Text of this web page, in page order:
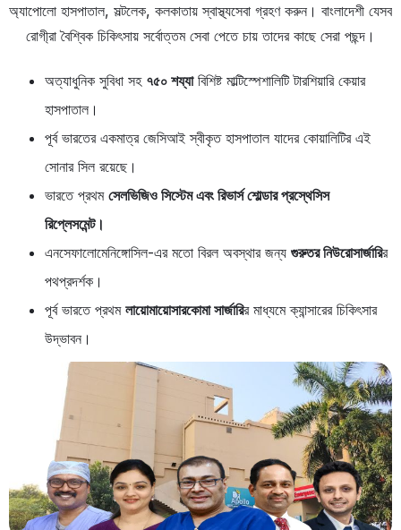
অ্যাপোলো হাসপাতাল, সল্টলেক, কলকাতায় স্বাস্থ্যসেবা গ্রহণ করুন। বাংলাদেশী যেসব
রোগী্রা বৈশ্বিক চিকিৎসায় সর্বোত্তম সেবা পেতে চায় তাদের কাছে সেরা পছন্দ।
অত্যাধুনিক সুবিধা সহ ৭৫০ শয্যাবিশিষ্ট মাল্টিস্পেশালিটি টারশিয়ারি কেয়ার
হাসপাতাল।
পূর্ব ভারতের একমাত্র জেসিআই স্বীকৃত হাসপাতাল যাদের কোয়ালিটির এই
সোনার সিল রয়েছে।
ভারতে প্রথম সেলভিজিও সিস্টেম এবং রিভার্স শোল্ডার প্রস্থেসিস
রিপ্লেসমেন্ট।
এনসেফালোমেনিঙ্গোসিল-এর মতো বিরল অবস্থার জন্য গুরুতর নিউরোসার্জারির
পথপ্রদর্শক।
পূর্ব ভারতে প্রথম লায়োমায়োসারকোমা সার্জারির মাধ্যমে ক্যান্সারের চিকিৎসার
উদ্ভাবন।